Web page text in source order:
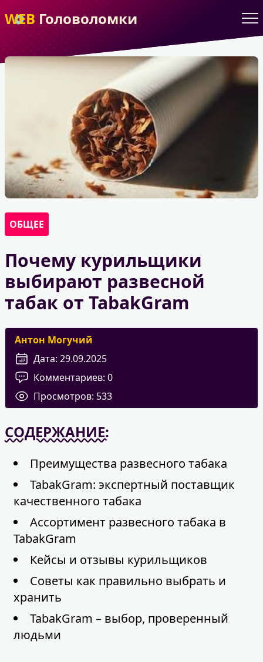
WEBГоловоломки
ОБЩЕЕ
Почему курильщики
выбирают развесной
табак от TabakGram
Антон Могучий
Дата: 29.09.2025
Комментариев: 0
Просмотров: 533
СОДЕРЖАНИЕ:
Преимущества развесного табака
TabakGram: экспертный поставщик
качественного табака
Ассортимент развесного табака в
TabakGram
Кейсы и отзывы курильщиков
Советы как правильно выбрать и
хранить
TabakGram – выбор, проверенный
людьми